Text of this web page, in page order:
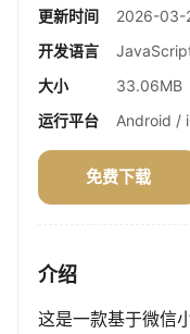
更新时间
2026-03-
开发语言
大小
33.06MB
运行平台
Android /
免费下载
介绍
这是一款基于微信